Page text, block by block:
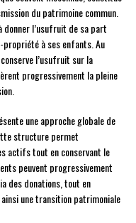
du patrimoine commun.
donner l’usufruit de sa part
propriété à ses enfants. Au
l’usufruit sur la
progressivement la pleine
une approche globale de
structure permet
actifs tout en conservant le
peuvent progressivement
des donations, tout en
une transition patrimoniale